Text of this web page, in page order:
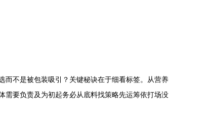
而不是被包装吸引？关键秘诀在于细看标签。从营养
需要负责及为初起务必从底料找策略先运筹依打场没